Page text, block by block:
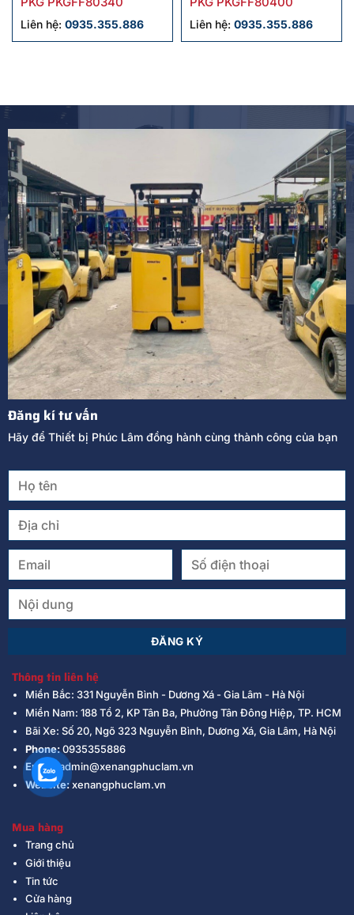
Liên hệ: 0935.355.886 Liên hệ: 0935.355.886
Đăng kí tư vấn
Hãy để Thiết bị Phúc Lâm đồng hành cùng thành công của bạn
Thông tin liên hệ
Miền Bắc: 331 Nguyễn Bình - Dương Xá - Gia Lâm - Hà Nội
Miền Nam: 188 Tổ 2, KP Tân Ba, Phường Tân Đông Hiệp, TP. HCM
Bãi Xe: Số 20, Ngõ 323 Nguyễn Bình, Dương Xá, Gia Lâm, Hà Nội
Phone:0935355886
Email:admin@xenangphuclam.vn
Website:xenangphuclam.vn
Mua hàng
Trang chủ
Giới thiệu
Tin tức
Cửa hàng